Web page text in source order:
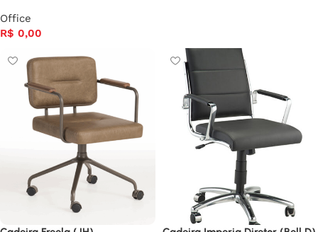
Office
R$ 0,00